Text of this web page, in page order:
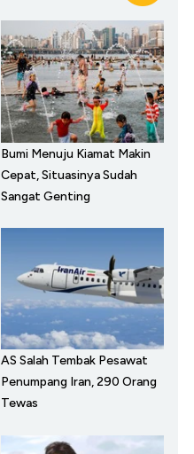
Bumi Menuju Kiamat Makin
Cepat, Situasinya Sudah
Sangat Genting
AS Salah Tembak Pesawat
Penumpang Iran, 290 Orang
Tewas